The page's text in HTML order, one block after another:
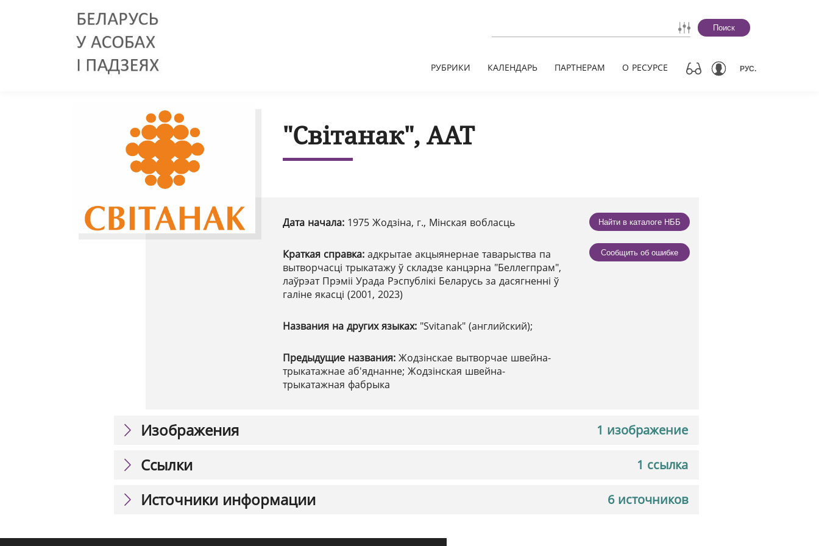
Поиск
РУБРИКИ КАЛЕНДАРЬ ПАРТНЕРАМ О РЕСУРСЕ РУС.
"Світанак", ААТ
Дата начала: 1975 Жодзіна, г., Мінская вобласць
Краткая справка: адкрытае акцыянернае таварыства па
вытворчасці трыкатажу ў складзе канцэрна "Беллегпрам",
лаўрэат Прэміі Урада Рэспублікі Беларусь за дасягненні ў
галіне якасці (2001, 2023)
Названия на других языках: "Svitanak" (английский);
Предыдущие названия: Жодзінскае вытворчае швейна-
трыкатажнае аб'яднанне; Жодзінская швейна-
трыкатажная фабрыка
Найти в каталоге НББ
Сообщить об ошибке
1 изображение
Изображения
1 ссылка
Ссылки
6 источников
Источники информации